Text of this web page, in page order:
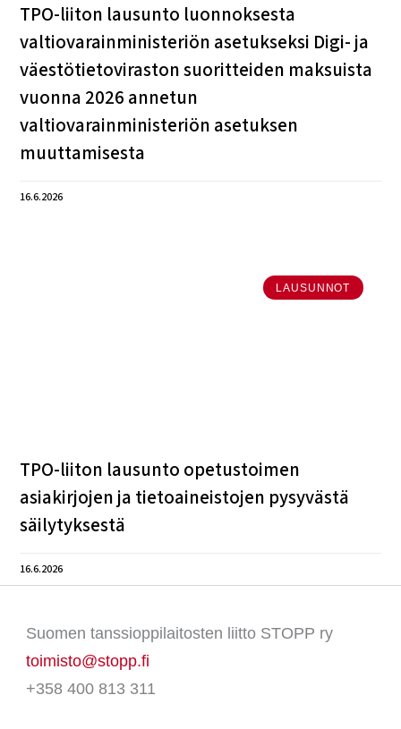
TPO-liiton lausunto luonnoksesta
valtiovarainministeriön asetukseksi Digi- ja
väestötietoviraston suoritteiden maksuista
vuonna 2026 annetun
valtiovarainministeriön asetuksen
muuttamisesta
16.6.2026
LAUSUNNOT
TPO-liiton lausunto opetustoimen
asiakirjojen ja tietoaineistojen pysyvästä
säilytyksestä
16.6.2026
Suomen tanssioppilaitosten liitto STOPP ry
toimisto@stopp.fi
+358 400 813 311